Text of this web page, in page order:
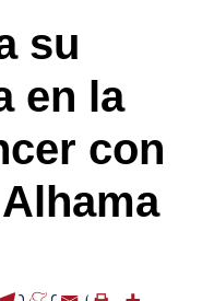
su
en la
con